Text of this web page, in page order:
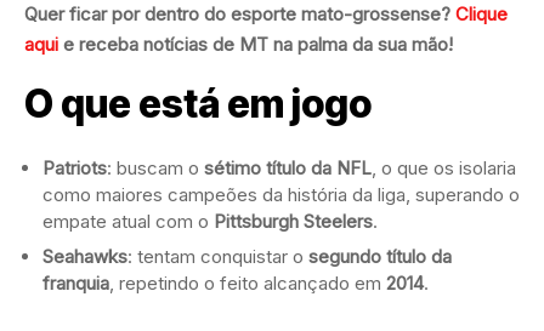
Quer ficar por dentro do esporte mato-grossense? Clique
aqui e receba notícias de MT na palma da sua mão!
O que está em jogo
Patriots: buscam o sétimo título da NFL , o que os isolaria
como maiores campeões da história da liga, superando o
empate atual com o Pittsburgh Steelers.
Seahawks: tentam conquistar o segundo título da
franquia, repetindo o feito alcançado em 2014.